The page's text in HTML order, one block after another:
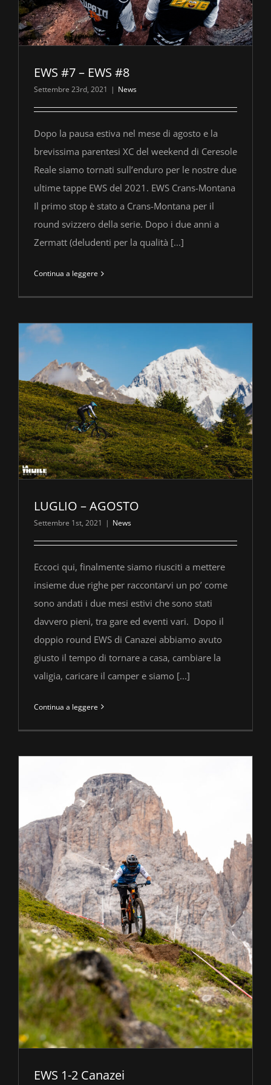
EWS #7 – EWS #8
Settembre 23rd, 2021 | News
Dopo la pausa estiva nel mese di agosto e la
brevissima parentesi XC del weekend di Ceresole
Reale siamo tornati sull’enduro per le nostre due
ultime tappe EWS del 2021. EWS Crans-Montana
Il primo stop è stato a Crans-Montana per il
round svizzero della serie. Dopo i due anni a
Zermatt (deludenti per la qualità [...]
Continua a leggere
LUGLIO – AGOSTO
Settembre 1st, 2021 | News
Eccoci qui, finalmente siamo riusciti a mettere
insieme due righe per raccontarvi un po’ come
sono andati i due mesi estivi che sono stati
davvero pieni, tra gare ed eventi vari. Dopo il
doppio round EWS di Canazei abbiamo avuto
giusto il tempo di tornare a casa, cambiare la
valigia, caricare il camper e siamo [...]
Continua a leggere
EWS 1-2 Canazei